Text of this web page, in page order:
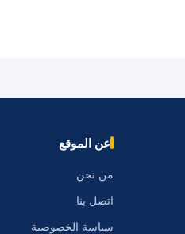
عن الموقع
من نحن
اتصل بنا
سياسة الخصوصية